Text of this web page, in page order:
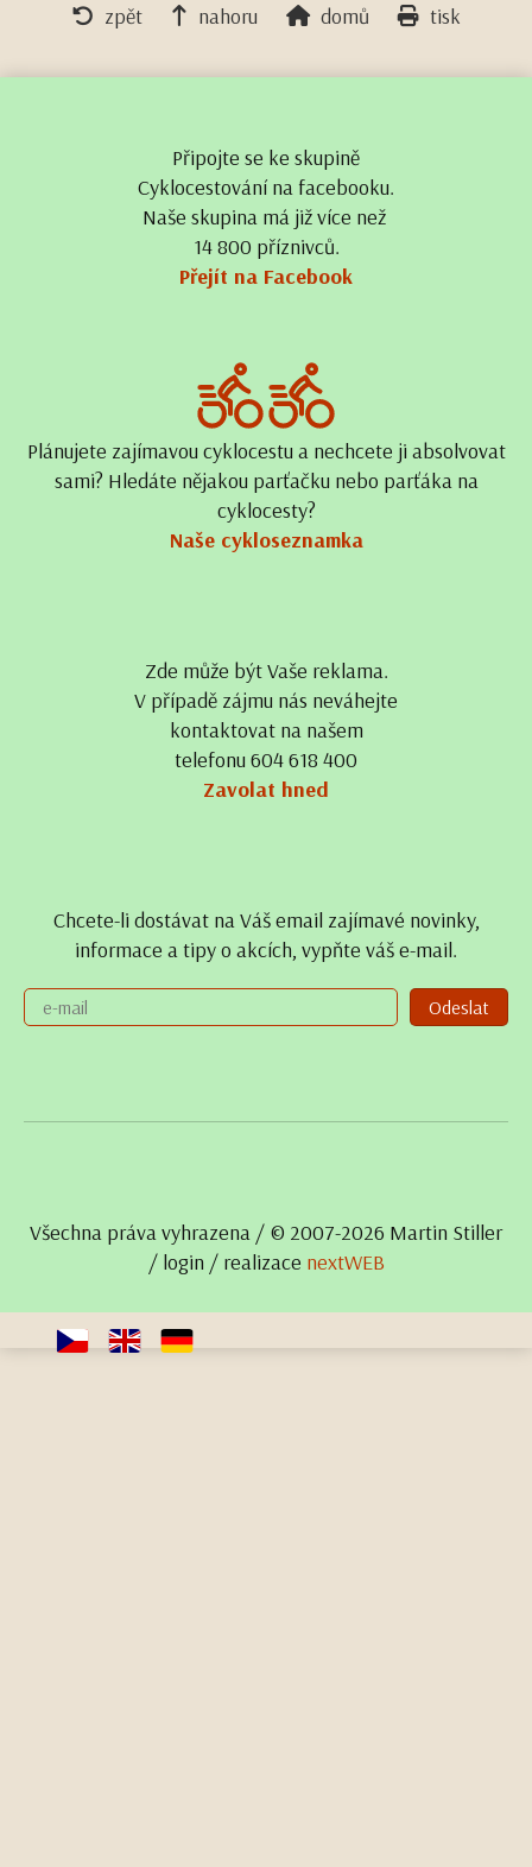
zpět nahoru domů tisk
Připojte se ke skupině
Cyklocestování na facebooku.
Naše skupina má již více než
14 800 příznivců.
Přejít na Facebook
Plánujete zajímavou cyklocestu a nechcete ji absolvovat
sami? Hledáte nějakou parťačku nebo parťáka na
cyklocesty?
Naše cykloseznamka
Zde může být Vaše reklama.
V případě zájmu nás neváhejte
kontaktovat na našem
telefonu 604 618 400
Zavolat hned
Chcete-li dostávat na Váš email zajímavé novinky,
informace a tipy o akcích, vypňte váš e-mail.
Odeslat
Všechna práva vyhrazena / © 2007- 2026 Martin Stiller
/ login / realizace nextWEB